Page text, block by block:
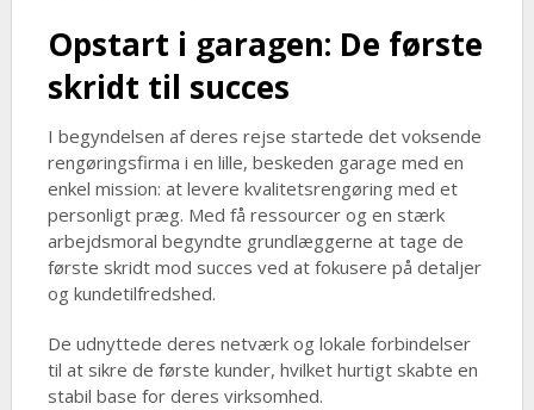
Opstart i garagen: De første
skridt til succes
I begyndelsen af deres rejse startede det voksende
rengøringsfirma i en lille, beskeden garage med en
enkel mission: at levere kvalitetsrengøring med et
personligt præg. Med få ressourcer og en stærk
arbejdsmoral begyndte grundlæggerne at tage de
første skridt mod succes ved at fokusere på detaljer
og kundetilfredshed.
De udnyttede deres netværk og lokale forbindelser
til at sikre de første kunder, hvilket hurtigt skabte en
stabil base for deres virksomhed.